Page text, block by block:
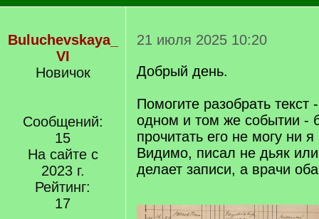
Buluchevskaya_
VI
Новичок
Сообщений:
15
На сайте с
2023 г.
Рейтинг:
17
21 июля 2025 10:20
Добрый день.
Помогите разобрать текст
одном и том же событии -
прочитать его не могу ни я
Видимо, писал не дьяк
делает записи, а врачи